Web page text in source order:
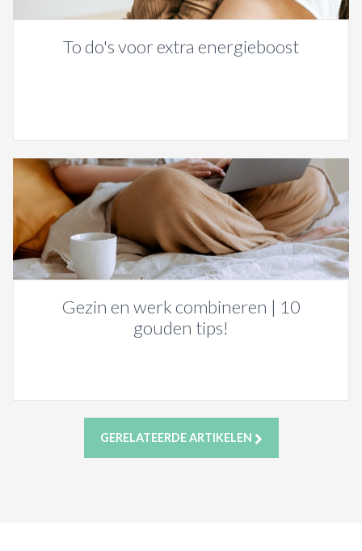
To do's voor extra energieboost
Gezin en werk combineren | 10
gouden tips!
GERELATEERDE ARTIKELEN